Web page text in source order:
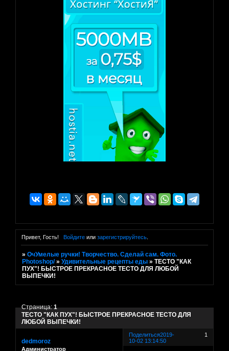
Привет, Гость! Войдитеили зарегистрируйтесь.
»ОчУмелые ручки! Творчество. Сделай сам. Фото.
Photoshop/ »Удивительные рецепты еды »ТЕСТО "КАК
ПУХ"! БЫСТРОЕ ПРЕКРАСНОЕ ТЕСТО ДЛЯ ЛЮБОЙ
ВЫПЕЧКИ!
ТЕСТО "КАК ПУХ"! БЫСТРОЕ ПРЕКРАСНОЕ ТЕСТО ДЛЯ
ЛЮБОЙ ВЫПЕЧКИ!
Страница:1
Поделиться 1
2019-
10-02 13:14:50
dedmoroz
Администратор